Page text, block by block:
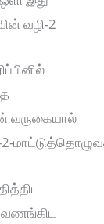
வழி-2
வருகையால்